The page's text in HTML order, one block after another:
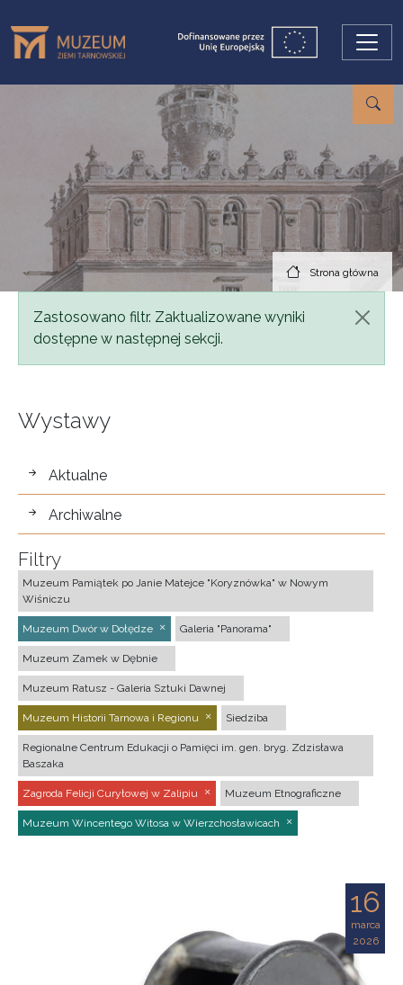
Strona główna
Komunikat
Zastosowano filtr. Zaktualizowane wyniki
dostępne w następnej sekcji.
Wystawy
wystawy
Aktualne
Archiwalne
Filtry
Muzeum Pamiątek po Janie Matejce "Koryznówka" w Nowym
Wiśniczu
Muzeum Dwór w Dołędze Galeria "Panorama"
Muzeum Zamek w Dębnie
Muzeum Ratusz - Galeria Sztuki Dawnej
Muzeum Historii Tarnowa i Regionu Siedziba
Regionalne Centrum Edukacji o Pamięci im. gen. bryg. Zdzisława
Baszaka
Zagroda Felicji Curyłowej w Zalipiu Muzeum Etnograficzne
Muzeum Wincentego Witosa w Wierzchosławicach
16
marca
2026